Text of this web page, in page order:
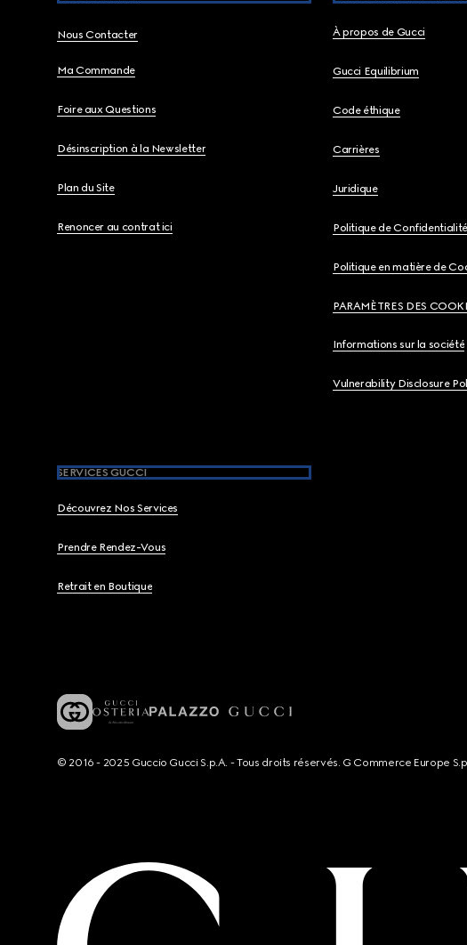
Nous Contacter
Ma Commande
Foire aux Questions
Désinscription à la Newsletter
Plan du Site
Renoncer au contrat ici
À propos de Gucci
Gucci Equilibrium
Code éthique
Carrières
Juridique
Politique de Confidentialité
Politique en matière de
PARAMÈTRES DES
Informations sur la société
Vulnerability Disclosure
SERVICES GUCCI
Découvrez Nos Services
Prendre Rendez-Vous
Retrait en Boutique
© 2016 - 2025 Guccio Gucci S.p.A. - Tous droits réservés. G Commerce Europe